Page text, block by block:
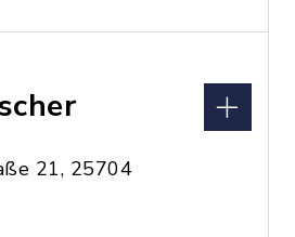
21, 25704